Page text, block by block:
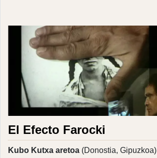
El Efecto Farocki
Kubo Kutxa aretoa (Donostia, Gipuzkoa)